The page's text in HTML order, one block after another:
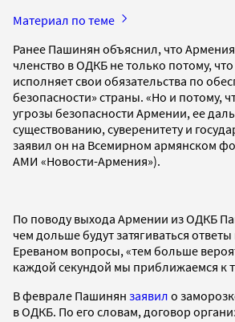
Материал по теме
Ранее Пашинян объяснил, что
членство в ОДКБ не только потому,
исполняет свои обязательства по
безопасности» страны. «Но и потому,
угрозы безопасности Армении, ее
существованию, суверенитету и
заявил он на Всемирном армянском
АМИ «Новости-Армения»).
По поводу выхода Армении из ОДКБ
чем дольше будут затягиваться
Ереваном вопросы, «тем больше
каждой секундой мы приближаемся к
В феврале Пашинян заявил о
в ОДКБ. По его словам, договор